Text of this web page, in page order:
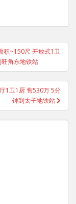
积~150尺 开放式1卫
角东地铁站
1卫1厨 售530万 5分
钟到太子地铁站